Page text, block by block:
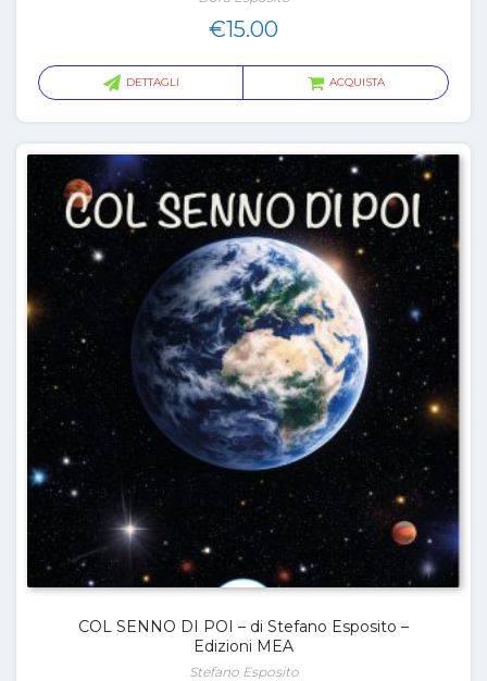
€15.00
DETTAGLI ACQUISTA
COL SENNO DI POI – di Stefano Esposito –
Edizioni MEA
Stefano Esposito